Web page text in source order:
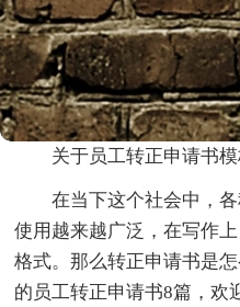
关于员工转正申请书
在当下这个社会中，
使用越来越广泛，在写作
格式。那么转正申请书是
的员工转正申请书8篇，欢